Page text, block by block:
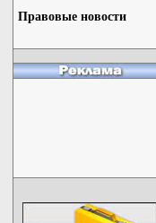
Правовые новости